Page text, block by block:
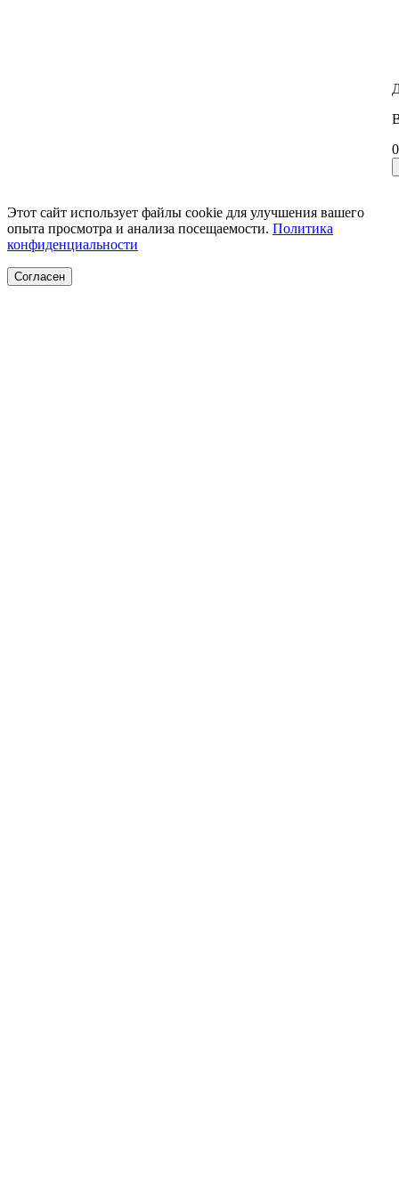
Этот сайт использует файлы cookie для улучшения вашего
опыта просмотра и анализа посещаемости. Политика
конфиденциальности
Согласен